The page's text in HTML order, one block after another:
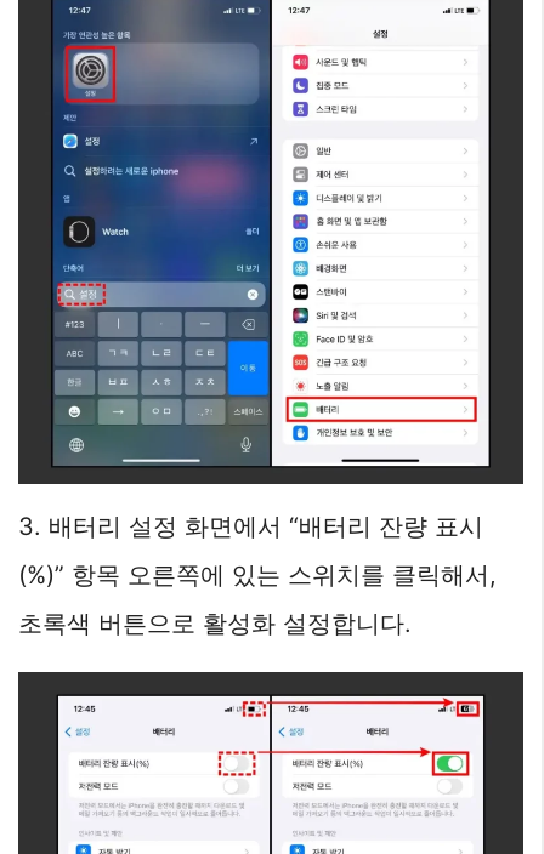
3. 배터리 설정 화면에서 “배터리 잔량 표시
(%)” 항목 오른쪽에 있는 스위치를 클릭해서,
초록색 버튼으로 활성화 설정합니다.